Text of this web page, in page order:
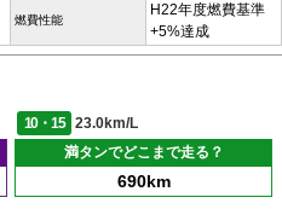
燃費性能
H22年度燃費基準
+5%達成
10・15
23.0km/L
満タンでどこまで走る？
690km